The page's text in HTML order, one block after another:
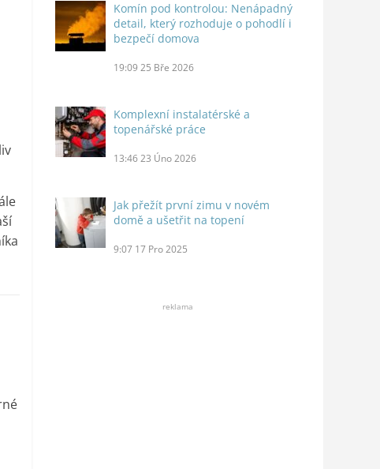
Komín pod kontrolou: Nenápadný
detail, který rozhoduje o pohodlí i
bezpečí domova
19:09 25 Bře 2026
Komplexní instalatérské a
topenářské práce
13:46 23 Úno 2026
Jak přežít první zimu v novém
domě a ušetřit na topení
9:07 17 Pro 2025
reklama